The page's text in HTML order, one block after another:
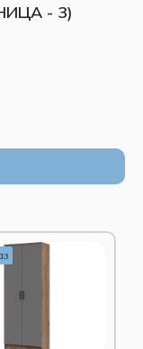
- 3)
шкафы